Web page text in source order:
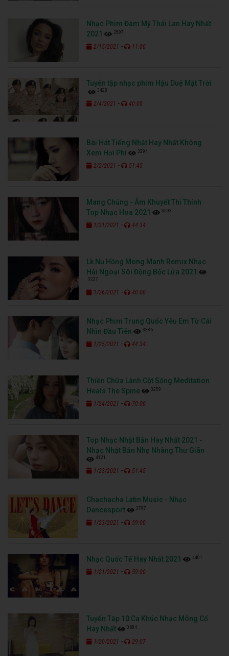
Nhạc Phim Đam Mỹ Thái Lan Hay Nhất
2021
3587
2/15/2021 - 11:00
Tuyển tập nhạc phim Hậu Duệ Mặt Trời
3428
2/4/2021 - 40:00
Bài Hát Tiếng Nhật Hay Nhất Không
Xem Hơi Phí
3294
2/2/2021 - 51:45
Mang Chủng - Âm Khuyết Thi Thính
Top Nhạc Hoa 2021
3593
1/31/2021 - 44:34
Lk Nụ Hồng Mong Manh Remix Nhạc
Hải Ngoại Sôi Động Bốc Lửa 2021
3227
1/26/2021 - 40:00
Nhạc Phim Trung Quốc Yêu Em Từ Cái
Nhìn Đầu Tiên
3386
1/25/2021 - 44:34
Thiền Chữa Lành Cột Sống Meditation
Heals The Spine
3259
1/24/2021 - 70:00
Top Nhạc Nhật Bản Hay Nhất 2021 -
Nhạc Nhật Bản Nhẹ Nhàng Thư Giãn
4121
1/23/2021 - 51:45
Chachacha Latin Music - Nhạc
Dancesport
3797
1/23/2021 - 59:00
Nhạc Quốc Tế Hay Nhất 2021 4401
1/21/2021 - 59:00
Tuyển Tập 10 Ca Khúc Nhạc Mông Cổ
Hay Nhất
3684
1/20/2021 - 29:07